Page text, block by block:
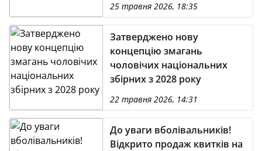
25 травня 2026, 18:35
Затверджено нову
концепцію змагань
чоловічих національних
збірних з 2028 року
22 травня 2026, 14:31
До уваги вболівальників!
Відкрито продаж квитків на